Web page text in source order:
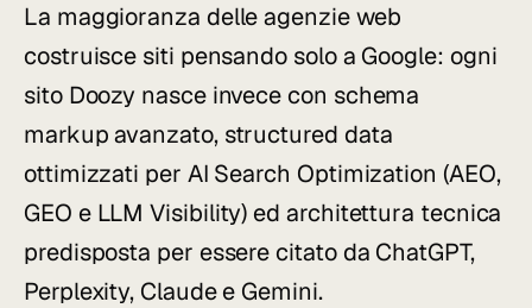
La maggioranza delle agenzie web
costruisce siti pensando solo a Google: ogni
sito Doozy nasce invece con schema
markup avanzato, structured data
ottimizzati per AI Search Optimization (AEO,
GEO e LLM Visibility) ed architettura tecnica
predisposta per essere citato da ChatGPT,
Perplexity, Claude e Gemini.